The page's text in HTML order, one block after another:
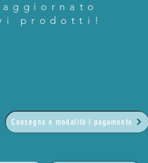
aggiornato
prodotti!
Consegna e modalità i pagamento